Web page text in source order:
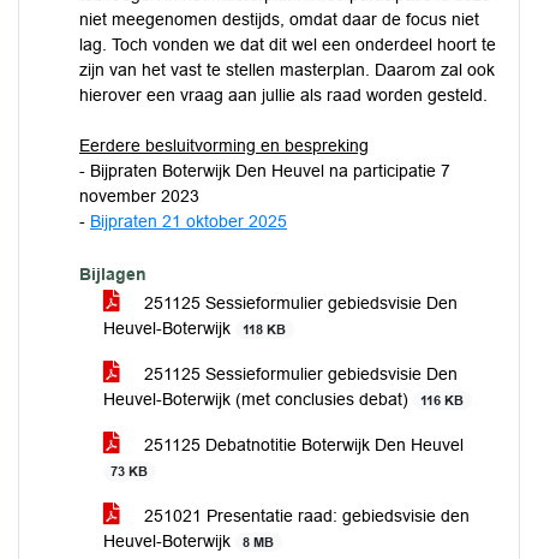
niet meegenomen destijds, omdat daar de focus niet
lag. Toch vonden we dat dit wel een onderdeel hoort te
zijn van het vast te stellen masterplan. Daarom zal ook
hierover een vraag aan jullie als raad worden gesteld.
Eerdere besluitvorming en bespreking
- Bijpraten Boterwijk Den Heuvel na participatie 7
november 2023
- Bijpraten 21 oktober 2025
Bijlagen
251125 Sessieformulier gebiedsvisie Den
Heuvel-Boterwijk
118 KB
251125 Sessieformulier gebiedsvisie Den
Heuvel-Boterwijk (met conclusies debat)
116 KB
251125 Debatnotitie Boterwijk Den Heuvel
73 KB
251021 Presentatie raad: gebiedsvisie den
Heuvel-Boterwijk
8 MB